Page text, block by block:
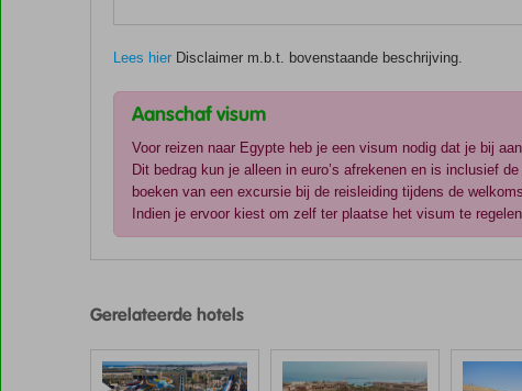
Lees hier Disclaimer m.b.t. bovenstaande beschrijving.
Aanschaf visum
Voor reizen naar Egypte heb je een visum nodig dat je bij
Dit bedrag kun je alleen in euro’s afrekenen en is inclusief
boeken van een excursie bij de reisleiding tijdens de
Indien je ervoor kiest om zelf ter plaatse het visum te
door
gegeven
Gerelateerde hotels